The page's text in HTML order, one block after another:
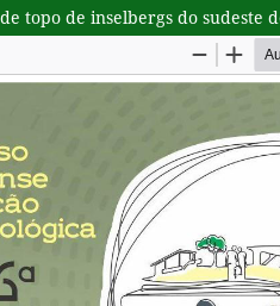
topo de inselbergs do sudeste